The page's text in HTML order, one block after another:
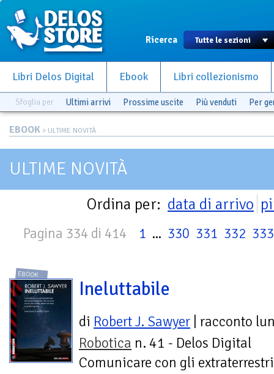
Ricerca
Libri Delos Digital Ebook Libri collezionismo
Sfoglia per Ultimi arrivi Prossime uscite Più venduti Per
EBOOK > ULTIME NOVITÀ
ULTIME NOVITÀ
Ordina per: data di arrivo
Pagina 334 di 414 1 ... 330 331 332 333
EBOOK
Ineluttabile
di Robert J. Sawyer | racconto
Robotica n. 41 - Delos Digital
Comunicare con gli